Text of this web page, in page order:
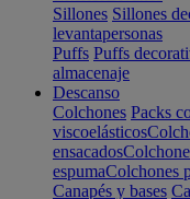
Sillones Sillones
levantapersonas
Puffs Puffs
almacenaje
Descanso
Colchones Packs
viscoelásticos
ensacados
espumaColchones
Canapés y bases